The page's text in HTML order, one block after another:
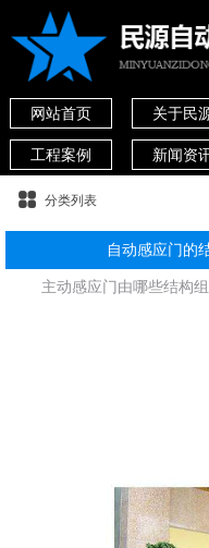
网站首页 关于民
工程案例 新闻资
分类列表
自动感应门的
主动感应门由哪些结构组